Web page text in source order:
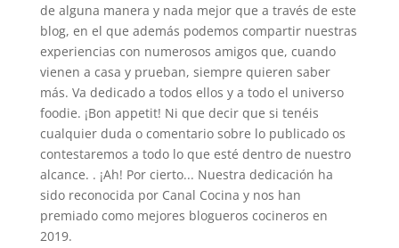
de alguna manera y nada mejor que a través de este
blog, en el que además podemos compartir nuestras
experiencias con numerosos amigos que, cuando
vienen a casa y prueban, siempre quieren saber
más. Va dedicado a todos ellos y a todo el universo
foodie. ¡Bon appetit! Ni que decir que si tenéis
cualquier duda o comentario sobre lo publicado os
contestaremos a todo lo que esté dentro de nuestro
alcance. . ¡Ah! Por cierto... Nuestra dedicación ha
sido reconocida por Canal Cocina y nos han
premiado como mejores blogueros cocineros en
2019.